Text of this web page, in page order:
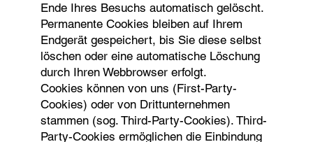
Ende Ihres Besuchs automatisch gelöscht.
Permanente Cookies bleiben auf Ihrem
Endgerät gespeichert, bis Sie diese selbst
löschen oder eine automatische Löschung
durch Ihren Webbrowser erfolgt.
Cookies können von uns (First-Party-
Cookies) oder von Drittunternehmen
stammen (sog. Third-Party-Cookies). Third-
Party-Cookies ermöglichen die Einbindung